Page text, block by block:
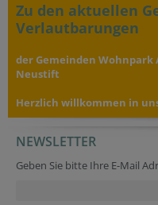
Zu den aktuellen
Verlautbarungen
der Gemeinden
Neustift
Herzlich willkommen in
Secondary phone
Session ID
Reference
NEWSLETTER
Geben Sie bitte Ihre E-Mail